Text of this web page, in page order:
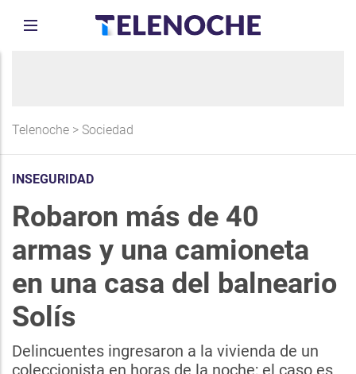
Telenoche > Sociedad
INSEGURIDAD
Robaron más de 40
armas y una camioneta
en una casa del balneario
Solís
Delincuentes ingresaron a la vivienda de un
coleccionista en horas de la noche; el caso es